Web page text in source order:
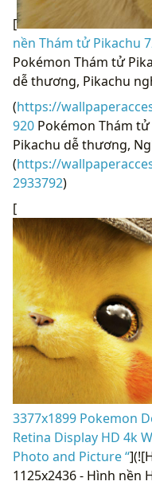
[
nền Thám tử Pikachu
Pokémon Thám tử
dễ thương, Pikachu
(https://
920 Pokémon Thám
Pikachu dễ thương,
(https://
2933792)
[
3377x1899 Pokemon
Retina Display HD 4k
Photo and Picture “
1125x2436 - Hình nền